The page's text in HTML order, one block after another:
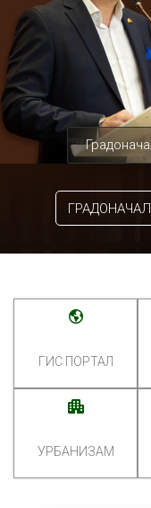
ГИС ПОРТАЛ
УРБАНИЗАМ